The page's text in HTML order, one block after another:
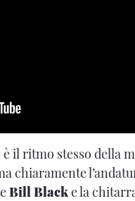
il ritmo stesso della
chiaramente
Bill Blacke la